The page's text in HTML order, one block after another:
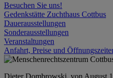
Besuchen Sie uns!
Gedenkstätte Zuchthaus Cottbus
Dauerausstellungen
Sonderausstellungen
Veranstaltungen
Anfahrt, Preise und
Dieter Dombrowski, von August